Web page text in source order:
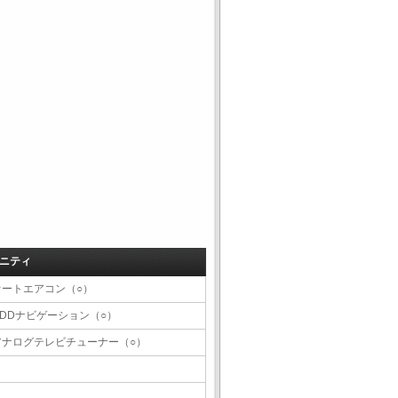
ティ
トエアコン（○）
ナビゲーション（○）
ログテレビチューナー（○）